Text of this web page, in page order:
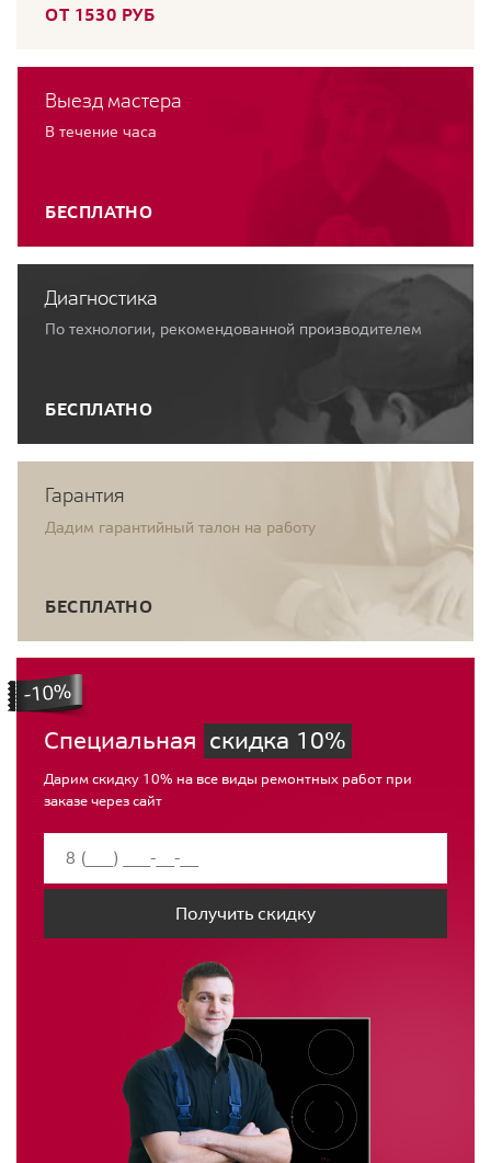
ОТ 1530 РУБ
Выезд мастера
В течение часа
БЕСПЛАТНО
Диагностика
По технологии, рекомендованной производителем
БЕСПЛАТНО
Гарантия
Дадим гарантийный талон на работу
БЕСПЛАТНО
Специальная скидка 10%
Дарим скидку 10% на все виды ремонтных работ при
заказе через сайт
Получить скидку